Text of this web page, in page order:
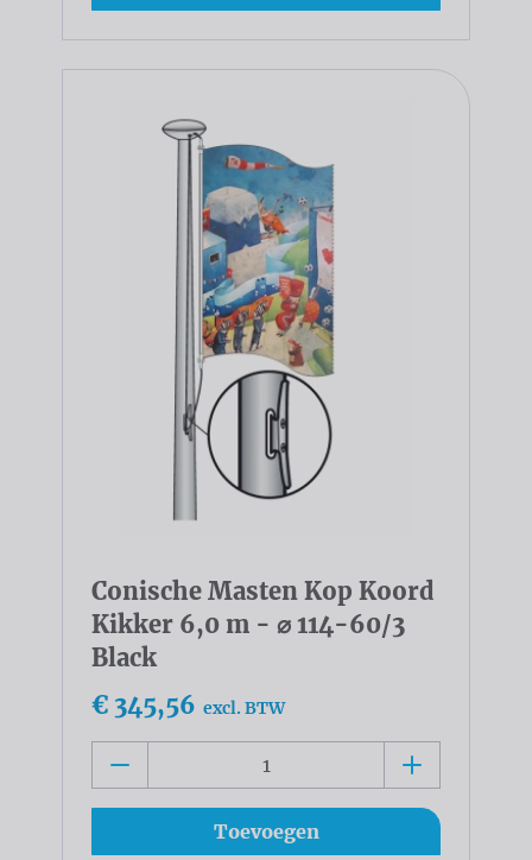
Conische Masten Kop Koord
Kikker 6,0 m - ⌀ 114-60/3
Black
€ 345,56 excl. BTW
Toevoegen